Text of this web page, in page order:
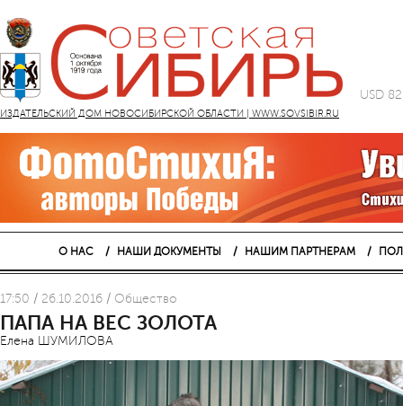
ИЗДАТЕЛЬСКИЙ ДОМ НОВОСИБИРСКОЙ ОБЛАСТИ | WWW.SOVSIBIR.RU
USD
О НАС НАШИ ДОКУМЕНТЫ НАШИМ ПАРТНЕРАМ
17:50 / 26.10.2016 / Общество
ПАПА НА ВЕС ЗОЛОТА
Елена ШУМИЛОВА